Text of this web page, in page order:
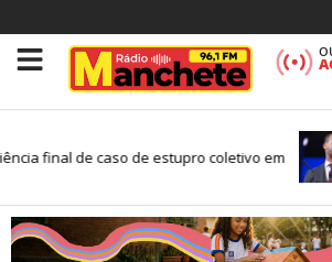
final de caso de estupro coletivo em